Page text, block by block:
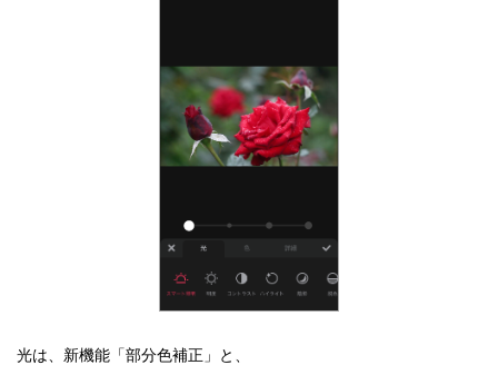
光は、新機能「部分色補正」と、